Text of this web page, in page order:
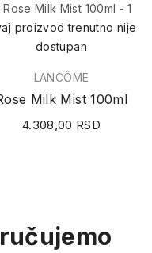
proizvod trenutno nije
dostupan
LANCÔME
Milk Mist 100ml
4.308,00 RSD